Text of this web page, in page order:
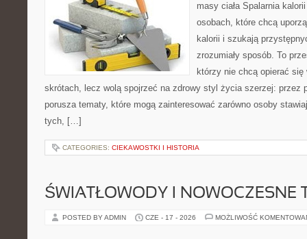
masy ciała Spalarnia
osobach, które chcą
kalorii i szukają
zrozumiały sposób. To
którzy nie chcą opierać się
skrótach, lecz wolą spojrzeć na zdrowy styl życia szerzej: przez
porusza tematy, które mogą zainteresować zarówno osoby
tych, […]
CATEGORIES: CIEKAWOSTKI I HISTORIA
ŚWIATŁOWODY I NOWOCZESNE
POSTED BY ADMIN CZE - 17 - 2026 MOŻLIWOŚĆ